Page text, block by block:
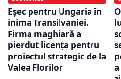
Eșec pentru Ungaria în
inima Transilvaniei.
Firma maghiară a
pierdut licența pentru
proiectul strategic de la
Valea Florilor